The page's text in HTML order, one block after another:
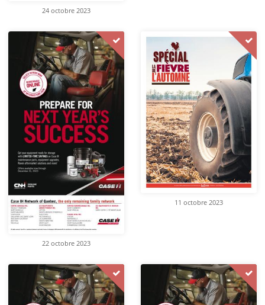
24 octobre 2023
22 octobre 2023
11 octobre 2023